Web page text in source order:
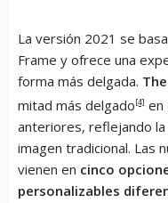
La versión 2021 se
Frame y ofrece una
forma más delgada.
mitad más delgado[4] en
anteriores, reflejando
imagen tradicional. Las
vienen en cinco
personalizables